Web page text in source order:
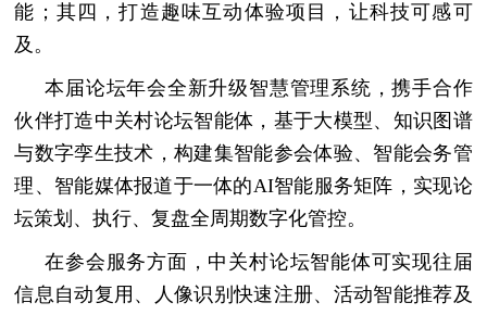
能；其四，打造趣味互动体验项目，让科技可感可
及。
本届论坛年会全新升级智慧管理系统，携手合作
伙伴打造中关村论坛智能体，基于大模型、知识图谱
与数字孪生技术，构建集智能参会体验、智能会务管
理、智能媒体报道于一体的AI智能服务矩阵，实现论
坛策划、执行、复盘全周期数字化管控。
在参会服务方面，中关村论坛智能体可实现往届
信息自动复用、人像识别快速注册、活动智能推荐及